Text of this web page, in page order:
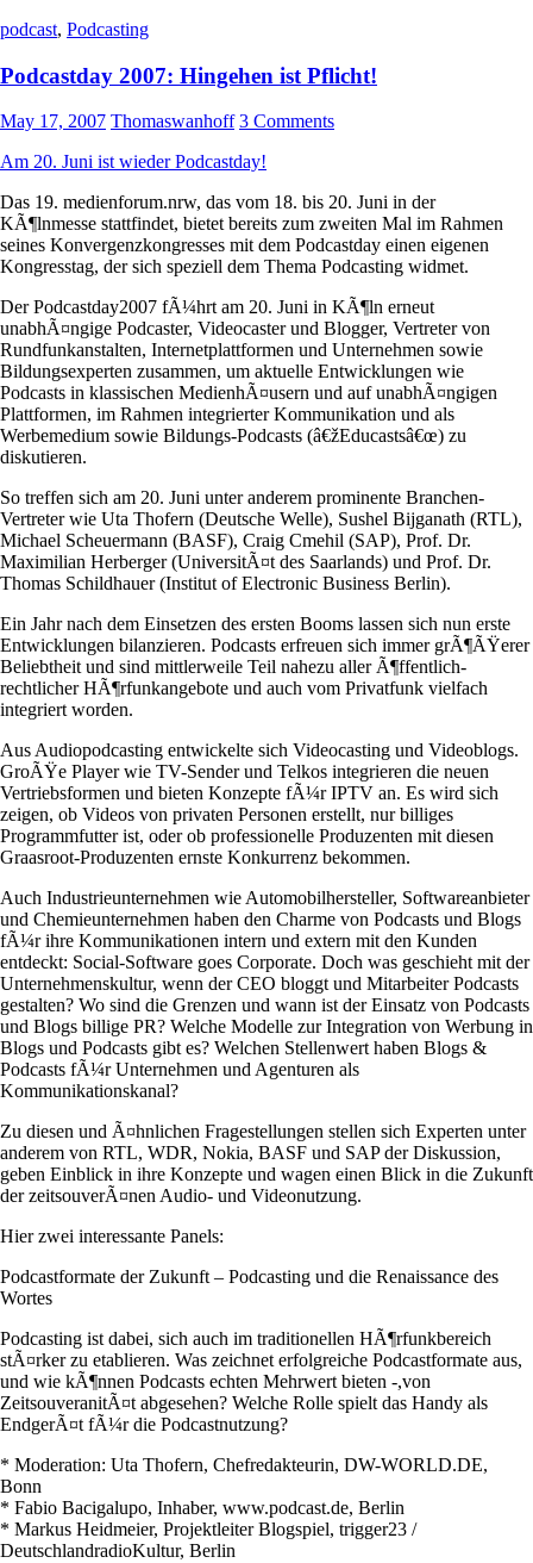
podcast, Podcasting
Podcastday 2007: Hingehen ist Pflicht!
May 17, 2007 Thomaswanhoff 3 Comments
Am 20. Juni ist wieder Podcastday!
Das 19. medienforum.nrw, das vom 18. bis 20. Juni in der
KÃ¶lnmesse stattfindet, bietet bereits zum zweiten Mal im Rahmen
seines Konvergenzkongresses mit dem Podcastday einen eigenen
Kongresstag, der sich speziell dem Thema Podcasting widmet.
Der Podcastday2007 fÃ¼hrt am 20. Juni in KÃ¶ln erneut
unabhÃ¤ngige Podcaster, Videocaster und Blogger, Vertreter von
Rundfunkanstalten, Internetplattformen und Unternehmen sowie
Bildungsexperten zusammen, um aktuelle Entwicklungen wie
Podcasts in klassischen MedienhÃ¤usern und auf unabhÃ¤ngigen
Plattformen, im Rahmen integrierter Kommunikation und als
Werbemedium sowie Bildungs-Podcasts (â€žEducastsâ€œ) zu
diskutieren.
So treffen sich am 20. Juni unter anderem prominente Branchen-
Vertreter wie Uta Thofern (Deutsche Welle), Sushel Bijganath (RTL),
Michael Scheuermann (BASF), Craig Cmehil (SAP), Prof. Dr.
Maximilian Herberger (UniversitÃ¤t des Saarlands) und Prof. Dr.
Thomas Schildhauer (Institut of Electronic Business Berlin).
Ein Jahr nach dem Einsetzen des ersten Booms lassen sich nun erste
Entwicklungen bilanzieren. Podcasts erfreuen sich immer grÃ¶ÃŸerer
Beliebtheit und sind mittlerweile Teil nahezu aller Ã¶ffentlich-
rechtlicher HÃ¶rfunkangebote und auch vom Privatfunk vielfach
integriert worden.
Aus Audiopodcasting entwickelte sich Videocasting und Videoblogs.
GroÃŸe Player wie TV-Sender und Telkos integrieren die neuen
Vertriebsformen und bieten Konzepte fÃ¼r IPTV an. Es wird sich
zeigen, ob Videos von privaten Personen erstellt, nur billiges
Programmfutter ist, oder ob professionelle Produzenten mit diesen
Graasroot-Produzenten ernste Konkurrenz bekommen.
Auch Industrieunternehmen wie Automobilhersteller, Softwareanbieter
und Chemieunternehmen haben den Charme von Podcasts und Blogs
fÃ¼r ihre Kommunikationen intern und extern mit den Kunden
entdeckt: Social-Software goes Corporate. Doch was geschieht mit der
Unternehmenskultur, wenn der CEO bloggt und Mitarbeiter Podcasts
gestalten? Wo sind die Grenzen und wann ist der Einsatz von Podcasts
und Blogs billige PR? Welche Modelle zur Integration von Werbung in
Blogs und Podcasts gibt es? Welchen Stellenwert haben Blogs &
Podcasts fÃ¼r Unternehmen und Agenturen als
Kommunikationskanal?
Zu diesen und Ã¤hnlichen Fragestellungen stellen sich Experten unter
anderem von RTL, WDR, Nokia, BASF und SAP der Diskussion,
geben Einblick in ihre Konzepte und wagen einen Blick in die Zukunft
der zeitsouverÃ¤nen Audio- und Videonutzung.
Hier zwei interessante Panels:
Podcastformate der Zukunft – Podcasting und die Renaissance des
Wortes
Podcasting ist dabei, sich auch im traditionellen HÃ¶rfunkbereich
stÃ¤rker zu etablieren. Was zeichnet erfolgreiche Podcastformate aus,
und wie kÃ¶nnen Podcasts echten Mehrwert bieten -,von
ZeitsouveranitÃ¤t abgesehen? Welche Rolle spielt das Handy als
EndgerÃ¤t fÃ¼r die Podcastnutzung?
* Moderation: Uta Thofern, Chefredakteurin, DW-WORLD.DE,
Bonn
* Fabio Bacigalupo, Inhaber, www.podcast.de, Berlin
* Markus Heidmeier, Projektleiter Blogspiel, trigger23 /
DeutschlandradioKultur, Berlin